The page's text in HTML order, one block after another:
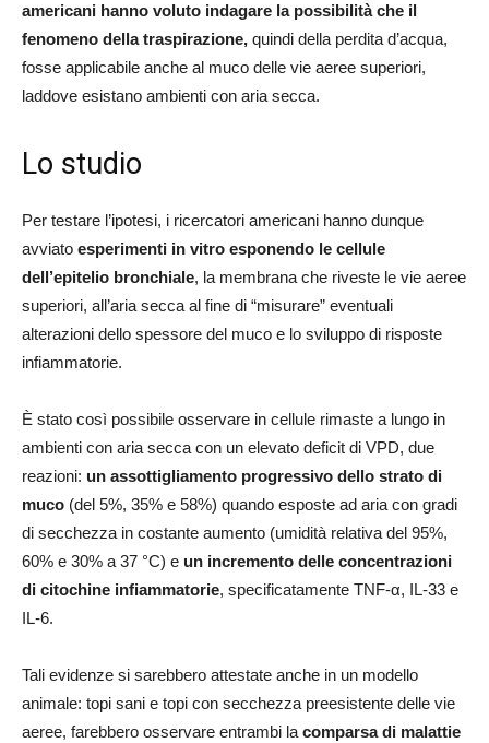
americani hanno voluto indagare la possibilità che il
fenomeno della traspirazione, quindi della perdita d’acqua,
fosse applicabile anche al muco delle vie aeree superiori,
laddove esistano ambienti con aria secca.
Lo studio
Per testare l’ipotesi, i ricercatori americani hanno dunque
avviato esperimenti in vitro esponendo le cellule
dell’epitelio bronchiale, la membrana che riveste le vie aeree
superiori, all’aria secca al fine di “misurare” eventuali
alterazioni dello spessore del muco e lo sviluppo di risposte
infiammatorie.
È stato così possibile osservare in cellule rimaste a lungo in
ambienti con aria secca con un elevato deficit di VPD, due
reazioni: un assottigliamento progressivo dello strato di
muco (del 5%, 35% e 58%) quando esposte ad aria con gradi
di secchezza in costante aumento (umidità relativa del 95%,
60% e 30% a 37 °C) e un incremento delle concentrazioni
di citochine infiammatorie, specificatamente TNF-α, IL-33 e
IL-6.
Tali evidenze si sarebbero attestate anche in un modello
animale: topi sani e topi con secchezza preesistente delle vie
aeree, farebbero osservare entrambi la comparsa di malattie